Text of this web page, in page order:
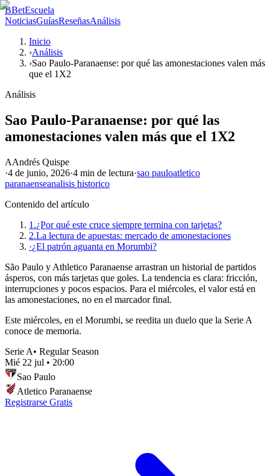
BBetEscuela
NoticiasGuíasReseñasAnálisis
Inicio
›Análisis
›Sao Paulo-Paranaense: por qué las amonestaciones valen más
que el 1X2
Análisis
Sao Paulo-Paranaense: por qué las
amonestaciones valen más que el 1X2
AAndrés Quispe
·4 de junio, 2026·4 min de lectura·sao pauloatletico
paranaenseanalisis historico
Contenido del artículo
1.¿Por qué este cruce siempre termina con tarjetas?
2.La lectura de apuestas: mercado de amonestaciones
·¿El patrón aguanta en Morumbi?
São Paulo y Athletico Paranaense arrastran un historial de partidos
ásperos, con más tarjetas que goles. La tendencia es clara: fricción,
interrupciones y pocos espacios. Para el miércoles, el valor está en
las amonestaciones, no en el marcador final.
Este miércoles, en el Morumbi, se reedita un duelo que la Serie A
conoce de memoria.
Serie A• Regular Season
Mié 22 jul • 20:00
Sao Paulo
Atletico Paranaense
Registrarse Gratis